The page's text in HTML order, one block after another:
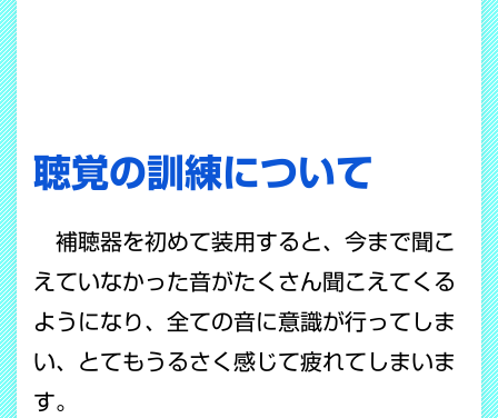
聴覚の訓練について
補聴器を初めて装用すると、今まで聞こ
えていなかった音がたくさん聞こえてくる
ようになり、全ての音に意識が行ってしま
い、とてもうるさく感じて疲れてしまいま
す。